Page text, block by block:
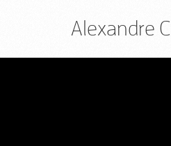
Alexandre